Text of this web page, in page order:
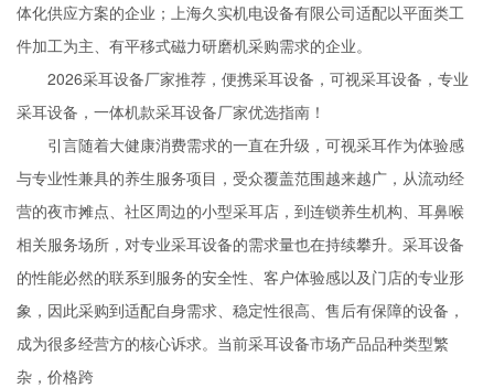
体化供应方案的企业；上海久实机电设备有限公司适配以平面类工
件加工为主、有平移式磁力研磨机采购需求的企业。
2026采耳设备厂家推荐，便携采耳设备，可视采耳设备，专业
采耳设备，一体机款采耳设备厂家优选指南！
引言随着大健康消费需求的一直在升级，可视采耳作为体验感
与专业性兼具的养生服务项目，受众覆盖范围越来越广，从流动经
营的夜市摊点、社区周边的小型采耳店，到连锁养生机构、耳鼻喉
相关服务场所，对专业采耳设备的需求量也在持续攀升。采耳设备
的性能必然的联系到服务的安全性、客户体验感以及门店的专业形
象，因此采购到适配自身需求、稳定性很高、售后有保障的设备，
成为很多经营方的核心诉求。当前采耳设备市场产品品种类型繁
杂，价格跨